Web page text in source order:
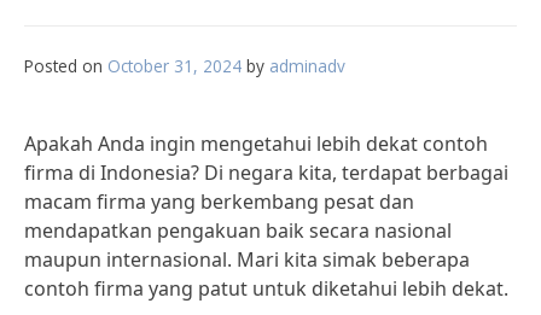
Posted on October 31, 2024 by adminadv
Apakah Anda ingin mengetahui lebih dekat contoh
firma di Indonesia? Di negara kita, terdapat berbagai
macam firma yang berkembang pesat dan
mendapatkan pengakuan baik secara nasional
maupun internasional. Mari kita simak beberapa
contoh firma yang patut untuk diketahui lebih dekat.